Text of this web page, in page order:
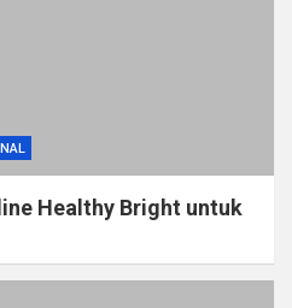
Healthy Bright untuk